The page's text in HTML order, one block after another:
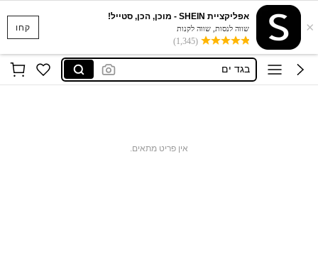
קחו ×
אפליקציית SHEIN - מוכן, הכן, סטייל!
שווה לנסות, שווה לקנות
(1,345)
סקוישים
anewsta שמלות
בגד ים
אין פריט מתאים.